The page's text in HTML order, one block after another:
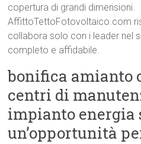
copertura di grandi dimensioni.
AffittoTettoFotovoltaico.com
collabora solo con i leader nel
completo e affidabile.
bonifica amianto
centri di
impianto energia
un’opportunità